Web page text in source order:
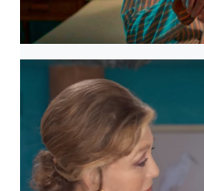
UNA NAVIDAD NO